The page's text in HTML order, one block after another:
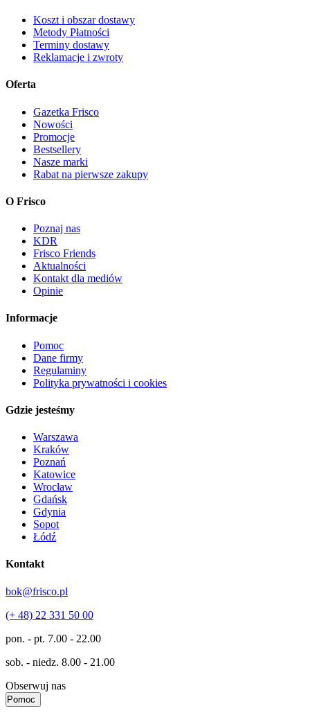
Koszt i obszar dostawy
Metody Płatności
Terminy dostawy
Reklamacje i zwroty
Oferta
Gazetka Frisco
Nowości
Promocje
Bestsellery
Nasze marki
Rabat na pierwsze zakupy
O Frisco
Poznaj nas
KDR
Frisco Friends
Aktualności
Kontakt dla mediów
Opinie
Informacje
Pomoc
Dane firmy
Regulaminy
Polityka prywatności i cookies
Gdzie jesteśmy
Warszawa
Kraków
Poznań
Katowice
Wrocław
Gdańsk
Gdynia
Sopot
Łódź
Kontakt
bok@frisco.pl
(+ 48) 22 331 50 00
pon. - pt. 7.00 - 22.00
sob. - niedz. 8.00 - 21.00
Obserwuj nas
Pomoc